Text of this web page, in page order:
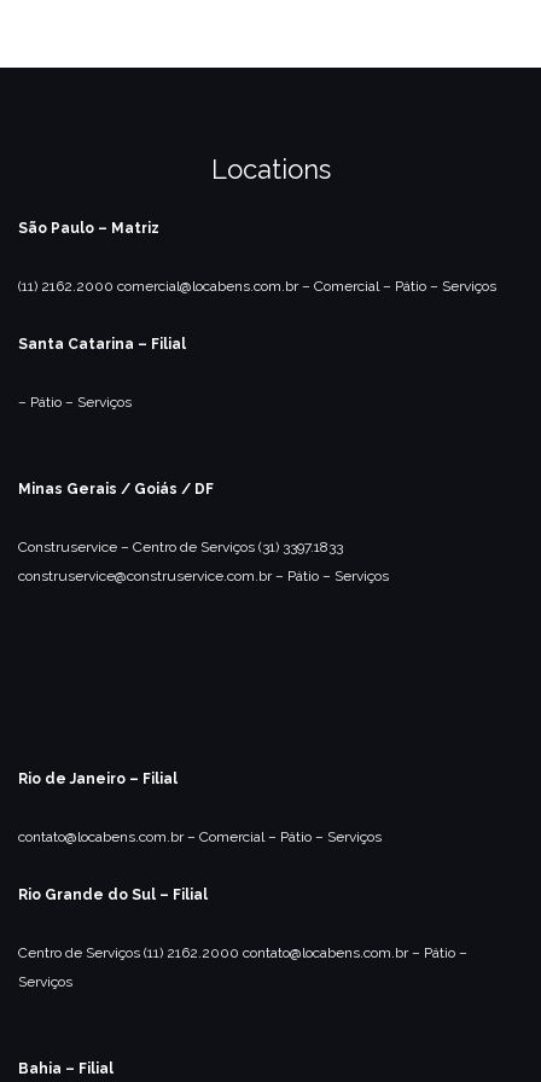
Locations
São Paulo – Matriz
(11) 2162.2000 comercial@locabens.com.br– Comercial– Pátio – Serviços
Santa Catarina – Filial
– Pátio – Serviços
Minas Gerais / Goiás / DF
Construservice – Centro de Serviços (31) 3397.1833
construservice@construservice.com.br– Pátio – Serviços
Rio de Janeiro – Filial
contato@locabens.com.br– Comercial– Pátio – Serviços
Rio Grande do Sul – Filial
Centro de Serviços (11) 2162.2000 contato@locabens.com.br– Pátio –
Serviços
Bahia – Filial